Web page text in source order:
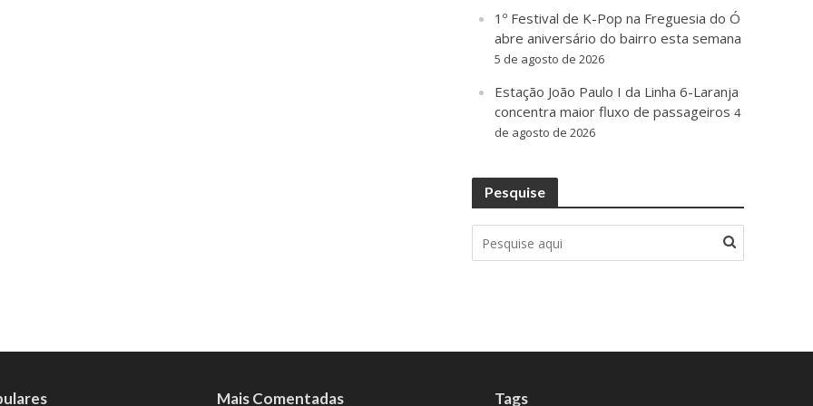
1º Festival de K-Pop na Freguesia do Ó
abre aniversário do bairro esta semana
5 de agosto de 2026
Estação João Paulo I da Linha 6-Laranja
concentra maior fluxo de passageiros 4
de agosto de 2026
Pesquise
Mais Comentadas Tags